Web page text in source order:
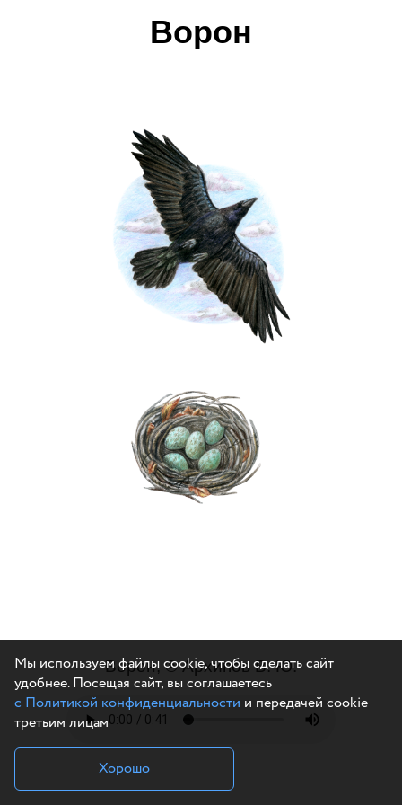
Ворон
Ворон, ℗ Архипов В. Ю.
Мы используем файлы cookie, чтобы сделать сайт
удобнее. Посещая сайт, вы соглашаетесь
с Политикой конфиденциальности и передачей cookie
третьим лицам
Хорошо